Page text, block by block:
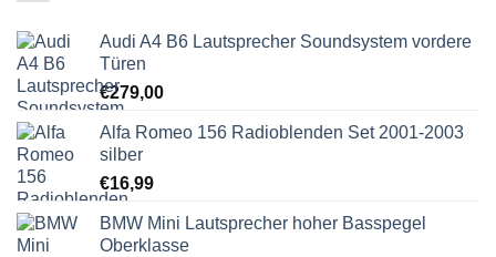
Audi A4 B6 Lautsprecher Soundsystem vordere
Türen
€279,00
Alfa Romeo 156 Radioblenden Set 2001-2003
silber
€16,99
BMW Mini Lautsprecher hoher Basspegel
Oberklasse